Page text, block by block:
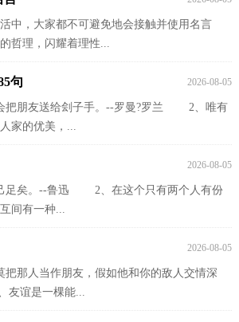
中，大家都不可避免地会接触并使用名言
哲理，闪耀着理性...
句 2026-08-05
朋友送给刽子手。--罗曼?罗兰 2、唯有
家的优美，...
2026-08-05
矣。--鲁迅 2、在这个只有两个人有份
间有一种...
2026-08-05
那人当作朋友，假如他和你的敌人交情深
谊是一棵能...